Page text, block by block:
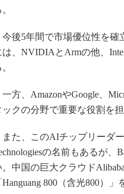
後5年間で市場優位性を確
は、NVIDIAとArmの他、
方、AmazonやGoogle、
ックの分野で重要な役割を
た、このAIチップリーダ
の名前もあるが、
。中国の巨大クラウド
Hanguang 800（含光800）」